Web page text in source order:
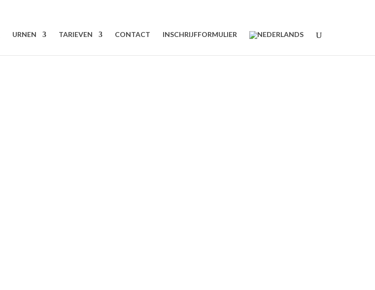
URNEN TARIEVEN CONTACT INSCHRIJFFORMULIER